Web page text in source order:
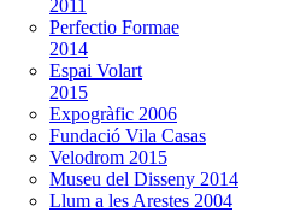
2011
Perfectio Formae
2014
Espai Volart
2015
Expogràfic 2006
Fundació Vila Casas
Velodrom 2015
Museu del Disseny 2014
Llum a les Arestes 2004